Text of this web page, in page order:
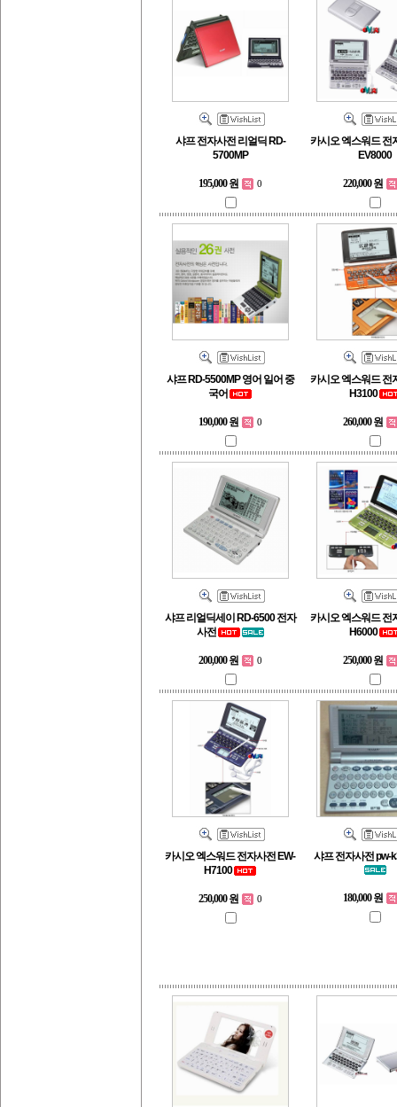
샤프 전자사전 리얼딕 RD-
5700MP
195,000 원 0
카시오 엑스워드 전
EV8000
220,000 원
샤프 RD-5500MP 영어 일어 중
국어
190,000 원 0
카시오 엑스워드 전
H3100
260,000 원
샤프 리얼딕세이 RD-6500 전자
사전
200,000 원 0
카시오 엑스워드 전
H6000
250,000 원
카시오 엑스워드 전자사전 EW-
H7100
250,000 원 0
샤프 전자사전 pw-
180,000 원